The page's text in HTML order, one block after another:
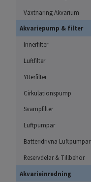
Växtnäring Akvarium
Akvariepump & filter
Innerfilter
Luftfilter
Ytterfilter
Cirkulationspump
Svampfilter
Luftpumpar
Batteridrivna Luftpumpar
Reservdelar & Tillbehör
Akvarieinredning